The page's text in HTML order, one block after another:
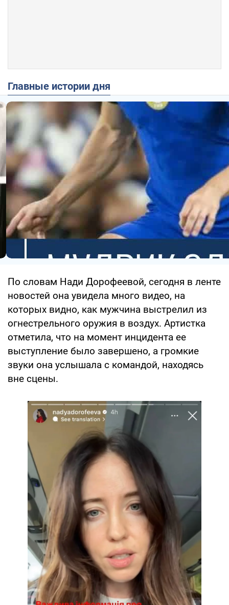
Главные истории дня
По словам Нади Дорофеевой, сегодня в ленте
новостей она увидела много видео, на
которых видно, как мужчина выстрелил из
огнестрельного оружия в воздух. Артистка
отметила, что на момент инцидента ее
выступление было завершено, а громкие
звуки она услышала с командой, находясь
вне сцены.